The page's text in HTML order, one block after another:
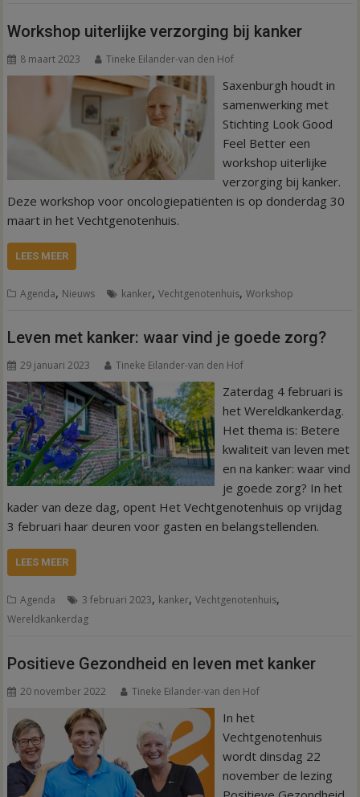
Workshop uiterlijke verzorging bij kanker
8 maart 2023 Tineke Eilander-van den Hof
Saxenburgh houdt in
samenwerking met
Stichting Look Good
Feel Better een
workshop uiterlijke
verzorging bij kanker.
Deze workshop voor oncologiepatiënten is op donderdag 30
maart in het Vechtgenotenhuis.
LEES MEER
Agenda, Nieuws kanker,Vechtgenotenhuis,Workshop
Leven met kanker: waar vind je goede zorg?
29 januari 2023 Tineke Eilander-van den Hof
Zaterdag 4 februari is
het Wereldkankerdag.
Het thema is: Betere
kwaliteit van leven met
en na kanker: waar vind
je goede zorg? In het
kader van deze dag, opent Het Vechtgenotenhuis op vrijdag
3 februari haar deuren voor gasten en belangstellenden.
LEES MEER
Agenda 3 februari 2023, kanker,Vechtgenotenhuis,
Wereldkankerdag
Positieve Gezondheid en leven met kanker
20 november 2022 Tineke Eilander-van den Hof
In het
Vechtgenotenhuis
wordt dinsdag 22
november de lezing